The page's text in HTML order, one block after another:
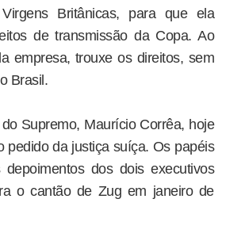
Britânicas, para que ela
de transmissão da Copa. Ao
empresa, trouxe os direitos, sem
Brasil.
Supremo, Maurício Corrêa, hoje
pedido da justiça suíça. Os papéis
dos dois executivos
o cantão de Zug em janeiro de